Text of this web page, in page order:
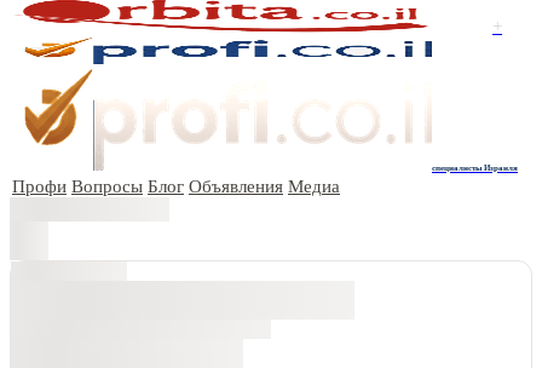
+
специалисты Израиля
Профи Вопросы Блог Объявления Медиа